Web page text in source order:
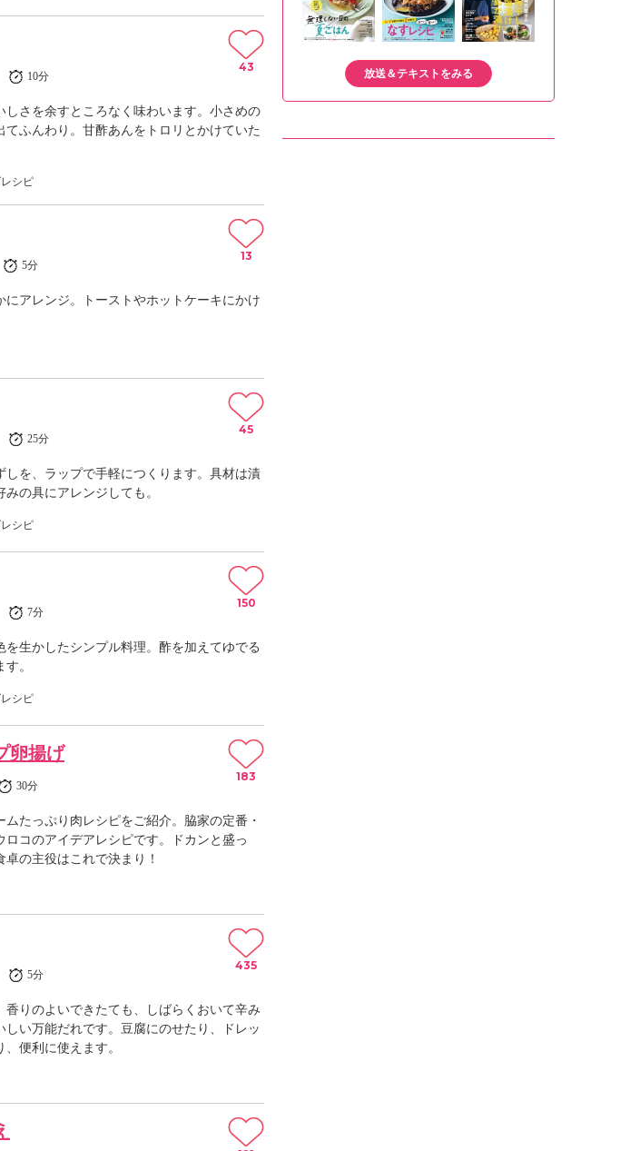
10分
しさを余すところなく味わいます。小さめの
ふんわり。甘酢あんをトロリとかけていた
シピ
43
5分
アレンジ。トーストやホットケーキにかけ
13
25分
しを、ラップで手軽につくります。具材は漬
の具にアレンジしても。
シピ
45
7分
生かしたシンプル料理。酢を加えてゆでる
。
シピ
150
卵揚げ
30分
たっぷり肉レシピをご紹介。脇家の定番・
コのアイデアレシピです。ドカンと盛っ
の主役はこれで決まり！
183
5分
りのよいできたても、しばらくおいて辛み
い万能だれです。豆腐にのせたり、ドレッ
便利に使えます。
435
放送＆テキストをみる